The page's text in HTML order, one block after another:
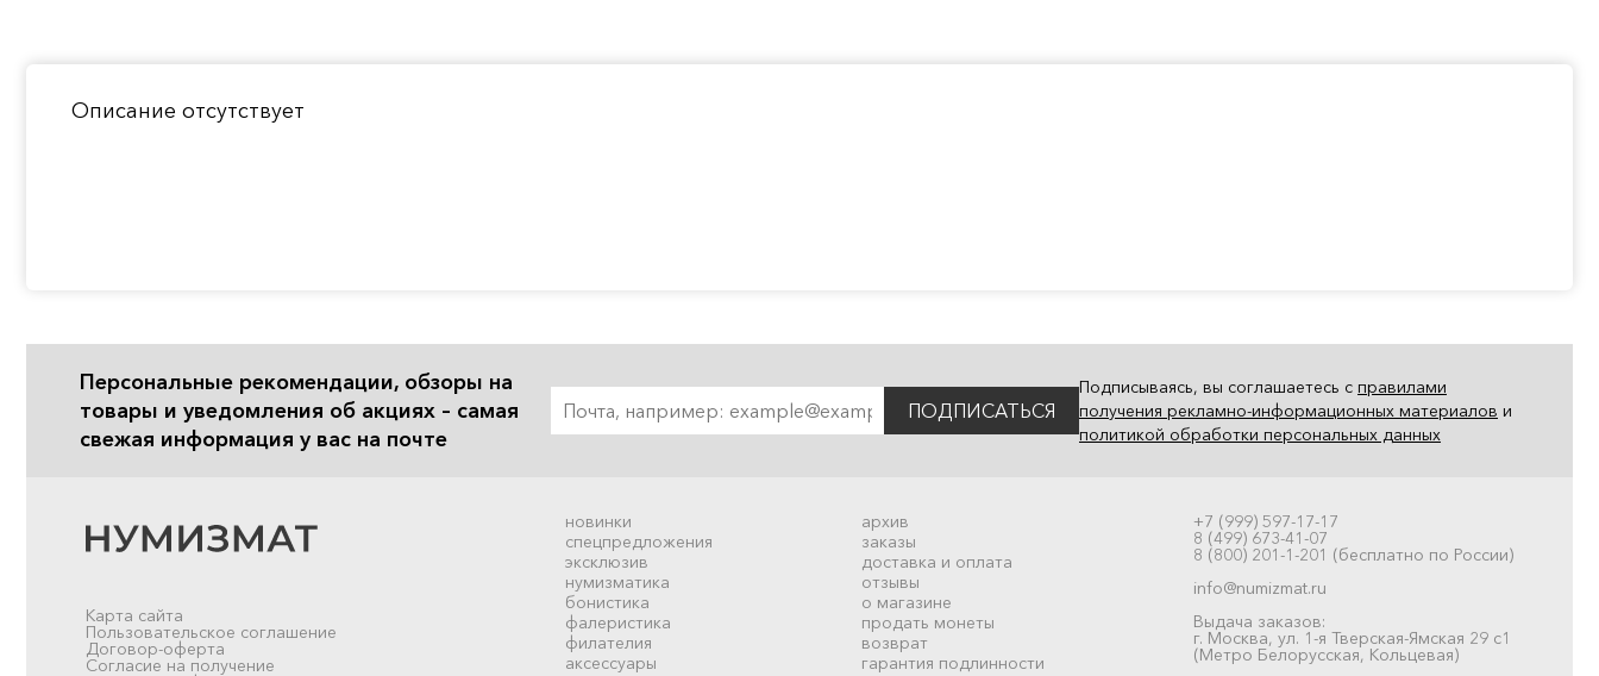
Описание отсутствует
Персональные рекомендации, обзоры на
товары и уведомления об акциях – самая
свежая информация у вас на почте
ПОДПИСАТЬСЯ
Подписываясь, вы соглашаетесь с правилами
получения рекламно-информационных материалов и
политикой обработки персональных данных
новинки
спецпредложения
эксклюзив
нумизматика
бонистика
фалеристика
филателия
аксессуары
архив
заказы
доставка и оплата
отзывы
о магазине
продать монеты
возврат
гарантия подлинности
+7 (999) 597-17-17
8 (499) 673-41-07
8 (800) 201-1-201 (бесплатно по России)
info@numizmat.ru
Выдача заказов:
г. Москва, ул. 1-я Тверская-Ямская 29 с1
(Метро Белорусская, Кольцевая)
Карта сайта
Пользовательское соглашение
Договор-оферта
Согласие на получение